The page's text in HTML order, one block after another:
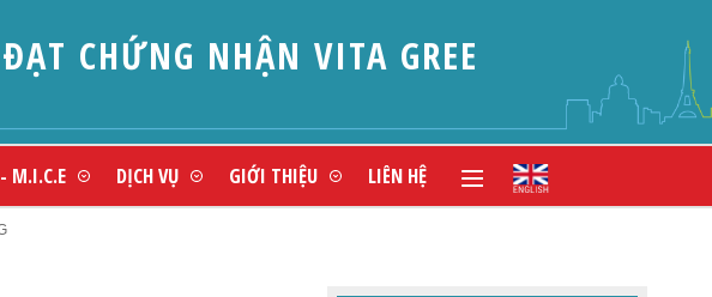
NHẬN VITA GREEN (XUẤT
M.I.C.E DỊCH VỤ GIỚI THIỆU LIÊN HỆ